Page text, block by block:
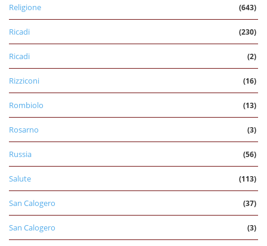
Religione (643)
Ricadi (230)
Ricadi (2)
Rizziconi (16)
Rombiolo (13)
Rosarno (3)
Russia (56)
Salute (113)
San Calogero (37)
San Calogero (3)